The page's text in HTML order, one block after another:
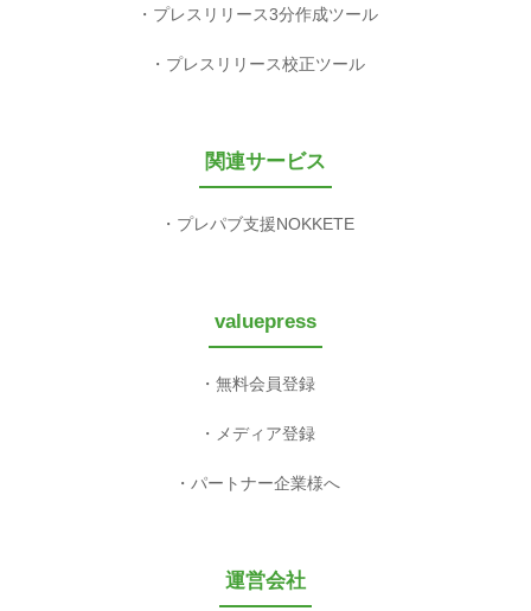
プレスリリース3分作成ツール
プレスリリース校正ツール
関連サービス
プレパブ支援NOKKETE
valuepress
無料会員登録
メディア登録
パートナー企業様へ
運営会社